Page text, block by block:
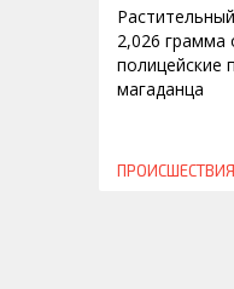
2,026 грамма
полицейские
магаданца
ПРОИСШЕСТВИЯ